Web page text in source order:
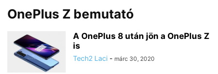
OnePlus Z bemutató
A OnePlus 8 után jön a OnePlus Z
is
Tech2 Laci - márc 30, 2020